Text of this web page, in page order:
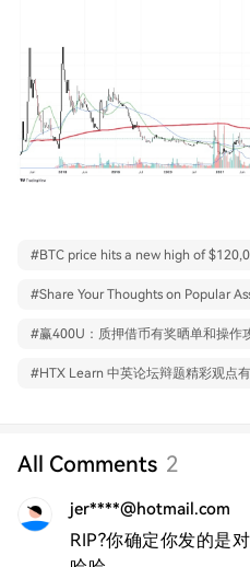
#BTC price hits a new high of
#Share Your Thoughts on Popular
#赢400U：质押借币有奖晒单和操作
#HTX Learn 中英论坛辩题精彩观点
All Comments 2
jer****@hotmail.com
RIP?你确定你发的是